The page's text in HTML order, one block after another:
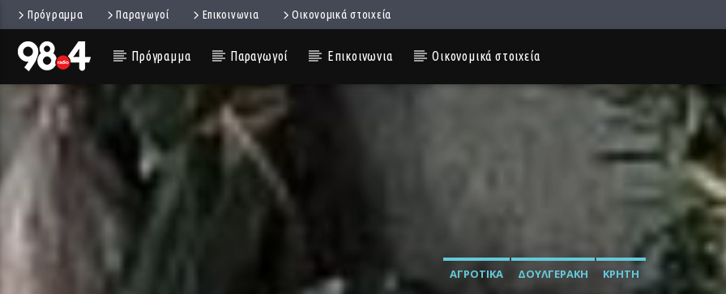
Πρόγραμμα Παραγωγοί Επικοινωνια Οικονομικά στοιχεία
Πρόγραμμα Παραγωγοί Επικοινωνια Οικονομικά στοιχεία
ΑΓΡΟΤΙΚΆ ΔΟΥΛΓΕΡΆΚΗ ΚΡΉΤΗ